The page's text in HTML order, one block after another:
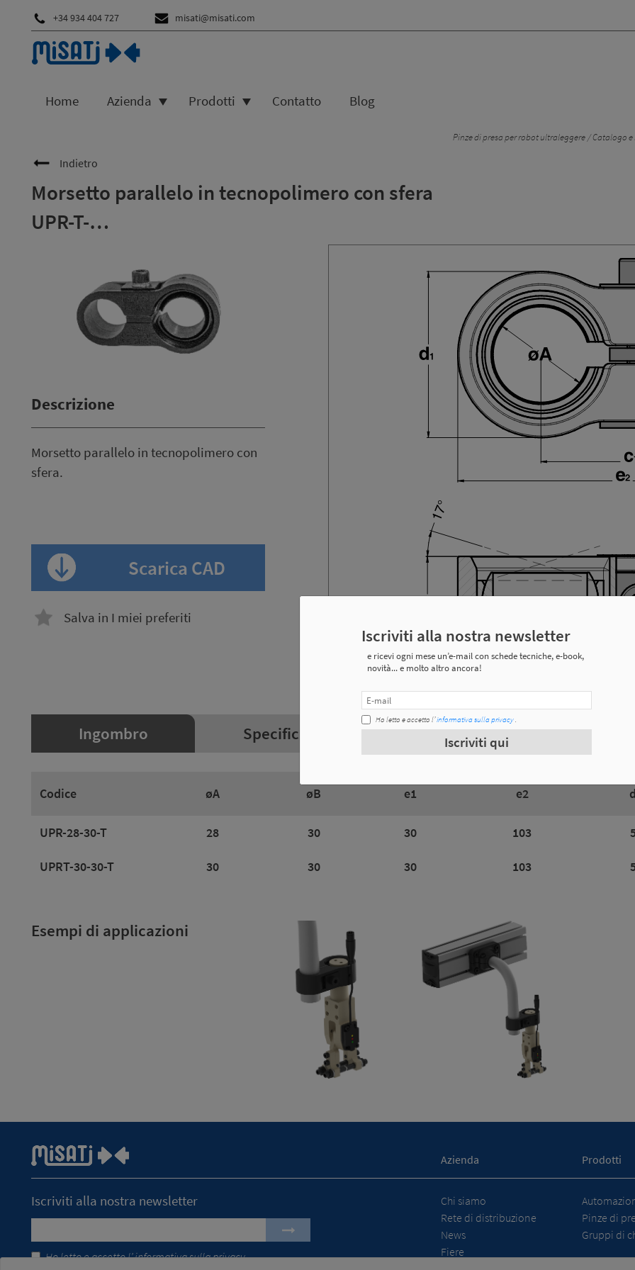
+34 934 404 727 misati@misati.com
Home Azienda Prodotti Contatto Blog
Pinze di presa per robot ultraleggere Catalogo e
Indietro
Morsetto parallelo in tecnopolimero con sfera
UPR-T-…
Descrizione
Morsetto parallelo in tecnopolimero con
sfera.
Scarica CAD
Salva in I miei preferiti
Ingombro Specifiche tecniche
Codice øA øB e1 e2
UPR-28-30-T 28 30 30 103
UPRT-30-30-T 30 30 30 103
Esempi di applicazioni
Iscriviti alla nostra newsletter
e ricevi ogni mese un’e-mail con schede tecniche, e-book,
novità... e molto altro ancora!
Ho letto e accetto l’informativa sulla privacy.
Iscriviti qui
Azienda Prodotti
Iscriviti alla nostra newsletter
Ho letto e accetto l’informativa sulla privacy
Chi siamo
Rete di distribuzione
News
Fiere
Pinze di
Gruppi di